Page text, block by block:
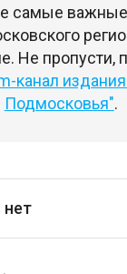
самые
Не пропусти,
канал
Подмосковья".